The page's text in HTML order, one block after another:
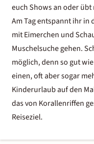
euch Shows an oder
Am Tag entspannt ihr in
mit Eimerchen und
Muschelsuche gehen.
möglich, denn so gut
einen, oft aber sogar
Kinderurlaub auf den
das von Korallenriffen
Reiseziel.